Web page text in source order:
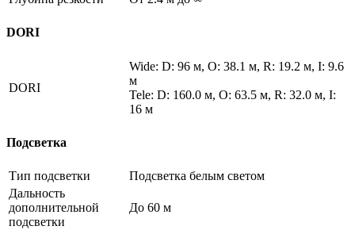
DORI
DORI
Wide: D: 96 м, O: 38.1 м, R: 19.2 м, I: 9.6
м
Tele: D: 160.0 м, O: 63.5 м, R: 32.0 м, I:
16 м
Подсветка
Тип подсветки
Подсветка белым светом
Дальность
дополнительной
подсветки
До 60 м